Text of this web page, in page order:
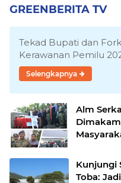
GREENBERITA TV
Tekad Bupati dan
Kerawanan Pemilu
Selengkapnya
Alm
Kunjungi
Toba: